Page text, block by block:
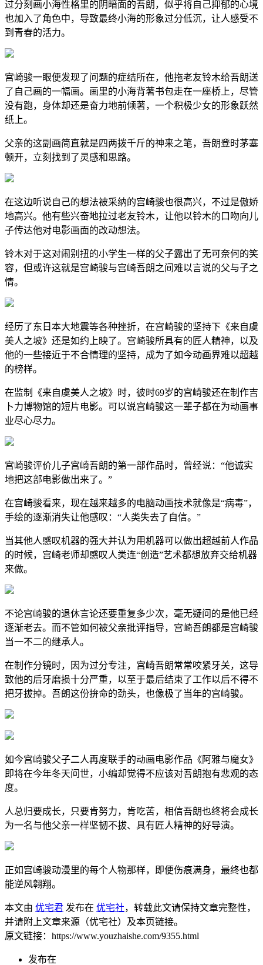
过分刻画小海性格里的阴暗面的吾朗，似乎将自己抑郁的心境
也加入了角色中，导致最终小海的形象过分低沉，让人感受不
到青春的活力。
宫崎骏一眼便发现了问题的症结所在，他拖老友铃木给吾朗送
了自己画的一幅画。画里的小海背著书包走在一座桥上，尽管
没有跑，身体却还是奋力地前倾著，一个积极少女的形象跃然
纸上。
父亲的这副画简直就是四两拨千斤的神来之笔，吾朗登时茅塞
顿开，立刻找到了灵感和思路。
在这边听说自己的想法被采纳的宫崎骏也很高兴，不过是傲娇
地高兴。他有些兴奋地拉过老友铃木，让他以铃木的口吻向儿
子传达他对电影画面的改动想法。
铃木对于这对闹别扭的小学生一样的父子露出了无可奈何的笑
容，但或许这就是宫崎骏与宫崎吾朗之间难以言说的父与子之
情。
经历了东日本大地震等各种挫折，在宫崎骏的坚持下《来自虞
美人之坡》还是如约上映了。宫崎骏所具有的匠人精神，以及
他的一些接近于不合情理的坚持，成为了如今动画界难以超越
的榜样。
在监制《来自虞美人之坡》时，彼时69岁的宫崎骏还在制作吉
卜力博物馆的短片电影。可以说宫崎骏这一辈子都在为动画事
业尽心尽力。
宫崎骏评价儿子宫崎吾朗的第一部作品时，曾经说：“他诚实
地把这部电影做出来了。”
在宫崎骏看来，现在越来越多的电脑动画技术就像是“病毒”，
手绘的逐渐消失让他感叹：“人类失去了自信。”
当其他人感叹机器的强大并认为用机器可以做出超越前人作品
的时候，宫崎老师却感叹人类连“创造”艺术都想放弃交给机器
来做。
不论宫崎骏的退休言论还要重复多少次，毫无疑问的是他已经
逐渐老去。而不管如何被父亲批评指导，宫崎吾朗都是宫崎骏
当一不二的继承人。
在制作分镜时，因为过分专注，宫崎吾朗常常咬紧牙关，这导
致他的后牙磨损十分严重，以至于最后结束了工作以后不得不
把牙拔掉。吾朗这份拚命的劲头，也像极了当年的宫崎骏。
如今宫崎骏父子二人再度联手的动画电影作品《阿雅与魔女》
即将在今年冬天问世，小编却觉得不应该对吾朗抱有悲观的态
度。
人总归要成长，只要肯努力，肯吃苦，相信吾朗也终将会成长
为一名与他父亲一样坚韧不拔、具有匠人精神的好导演。
正如宫崎骏动漫里的每个人物那样，即便伤痕满身，最终也都
能逆风翱翔。
本文由 优宅君 发布在 优宅社，转载此文请保持文章完整性，
并请附上文章来源（优宅社）及本页链接。
原文链接：https://www.youzhaishe.com/9355.html
发布在